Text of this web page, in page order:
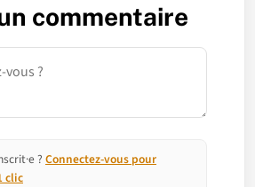
commentaire
? Connectez-vous pour
clic